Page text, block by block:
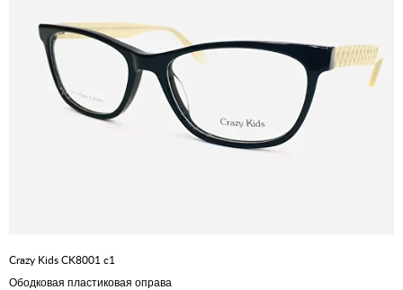
Crazy Kids CK8001 c1
Ободковая пластиковая оправа